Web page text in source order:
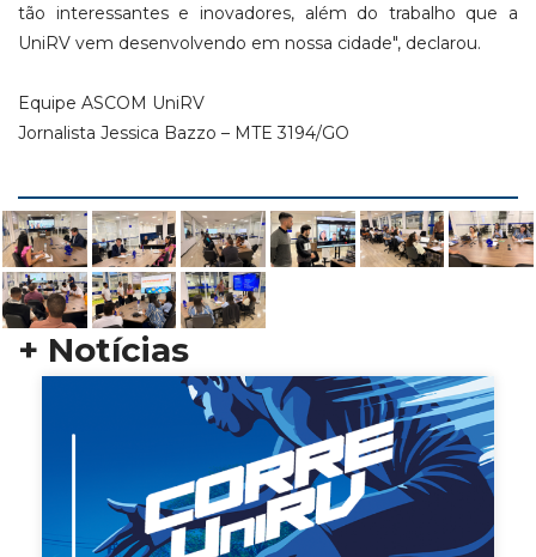
tão interessantes e inovadores, além do trabalho que a
UniRV vem desenvolvendo em nossa cidade", declarou.
Equipe ASCOM UniRV
Jornalista Jessica Bazzo – MTE 3194/GO
+ Notícias